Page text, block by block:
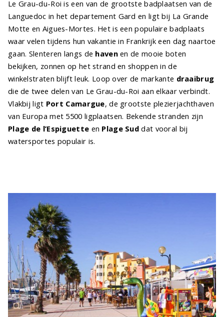
Le Grau-du-Roi is een van de grootste badplaatsen van de
Languedoc in het departement Gard en ligt bij La Grande
Motte en Aigues-Mortes. Het is een populaire badplaats
waar velen tijdens hun vakantie in Frankrijk een dag naartoe
gaan. Slenteren langs de havenen de mooie boten
bekijken, zonnen op het strand en shoppen in de
winkelstraten blijft leuk. Loop over de markante draaibrug
die de twee delen van Le Grau-du-Roi aan elkaar verbindt.
Vlakbij ligt Port Camargue, de grootste plezierjachthaven
van Europa met 5500 ligplaatsen. Bekende stranden zijn
Plage de l’Espiguette en Plage Sud dat vooral bij
watersportes populair is.